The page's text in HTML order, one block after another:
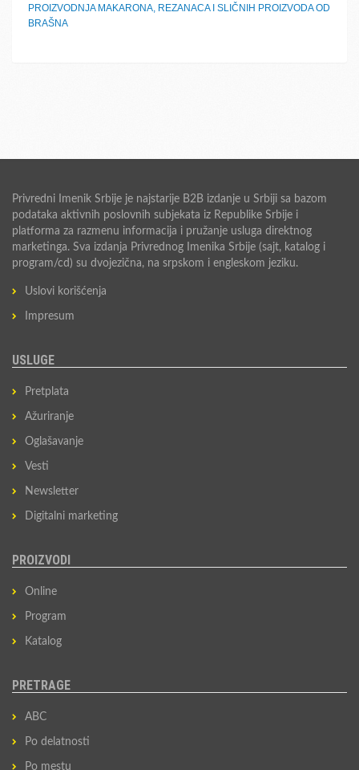
PROIZVODNJA MAKARONA, REZANACA I SLIČNIH PROIZVODA OD
BRAŠNA
Privredni Imenik Srbije je najstarije B2B izdanje u Srbiji sa bazom
podataka aktivnih poslovnih subjekata iz Republike Srbije i
platforma za razmenu informacija i pružanje usluga direktnog
marketinga. Sva izdanja Privrednog Imenika Srbije (sajt, katalog i
program/cd) su dvojezična, na srpskom i engleskom jeziku.
Uslovi korišćenja
Impresum
USLUGE
Pretplata
Ažuriranje
Oglašavanje
Vesti
Newsletter
Digitalni marketing
PROIZVODI
Online
Program
Katalog
PRETRAGE
ABC
Po delatnosti
Po mestu